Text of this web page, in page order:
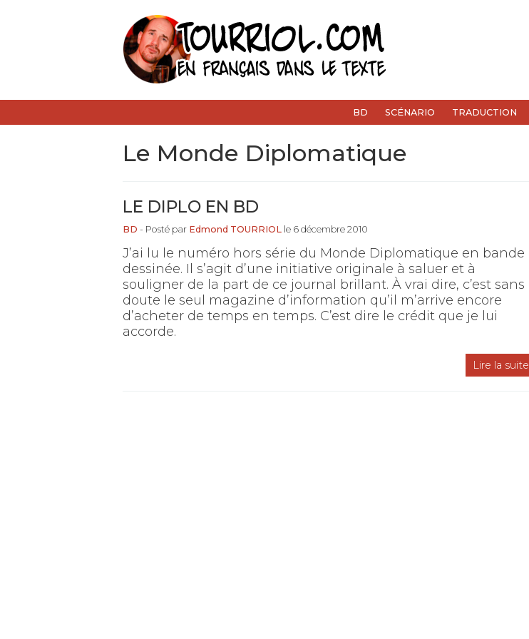
BD SCÉNARIO TRADUCTION
Le Monde Diplomatique
LE DIPLO EN BD
BD - Posté par Edmond TOURRIOL le 6 décembre 2010
J’ai lu le numéro hors série du Monde Diplomatique en bande
dessinée. Il s’agit d’une initiative originale à saluer et à
souligner de la part de ce journal brillant. À vrai dire, c’est sans
doute le seul magazine d’information qu’il m’arrive encore
d’acheter de temps en temps. C’est dire le crédit que je lui
accorde.
Lire la suite